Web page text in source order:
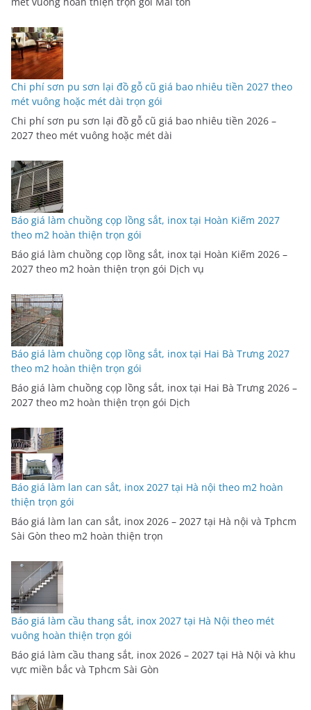
Chi phí sơn pu sơn lại đồ gỗ cũ giá bao nhiêu tiền 2027 theo
mét vuông hoặc mét dài trọn gói
Chi phí sơn pu sơn lại đồ gỗ cũ giá bao nhiêu tiền 2026 –
2027 theo mét vuông hoặc mét dài
Báo giá làm chuồng cọp lồng sắt, inox tại Hoàn Kiếm 2027
theo m2 hoàn thiện trọn gói
Báo giá làm chuồng cọp lồng sắt, inox tại Hoàn Kiếm 2026 –
2027 theo m2 hoàn thiện trọn gói Dịch vụ
Báo giá làm chuồng cọp lồng sắt, inox tại Hai Bà Trưng 2027
theo m2 hoàn thiện trọn gói
Báo giá làm chuồng cọp lồng sắt, inox tại Hai Bà Trưng 2026 –
2027 theo m2 hoàn thiện trọn gói Dịch
Báo giá làm lan can sắt, inox 2027 tại Hà nội theo m2 hoàn
thiện trọn gói
Báo giá làm lan can sắt, inox 2026 – 2027 tại Hà nội và Tphcm
Sài Gòn theo m2 hoàn thiện trọn
Báo giá làm cầu thang sắt, inox 2027 tại Hà Nội theo mét
vuông hoàn thiện trọn gói
Báo giá làm cầu thang sắt, inox 2026 – 2027 tại Hà Nội và khu
vực miền bắc và Tphcm Sài Gòn